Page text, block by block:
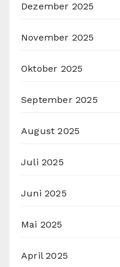
Dezember 2025
November 2025
Oktober 2025
September 2025
August 2025
Juli 2025
Juni 2025
Mai 2025
April 2025